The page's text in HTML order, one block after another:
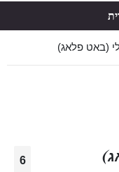
(באט פלאג)
6